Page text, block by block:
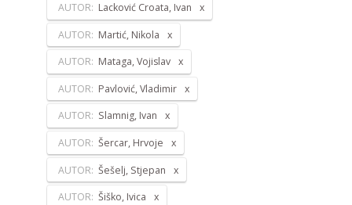
AUTOR: Lacković Croata, Ivan
AUTOR: Martić, Nikola
AUTOR: Mataga, Vojislav
AUTOR: Pavlović, Vladimir
AUTOR: Slamnig, Ivan
AUTOR: Šercar, Hrvoje
AUTOR: Šešelj, Stjepan
AUTOR: Šiško, Ivica